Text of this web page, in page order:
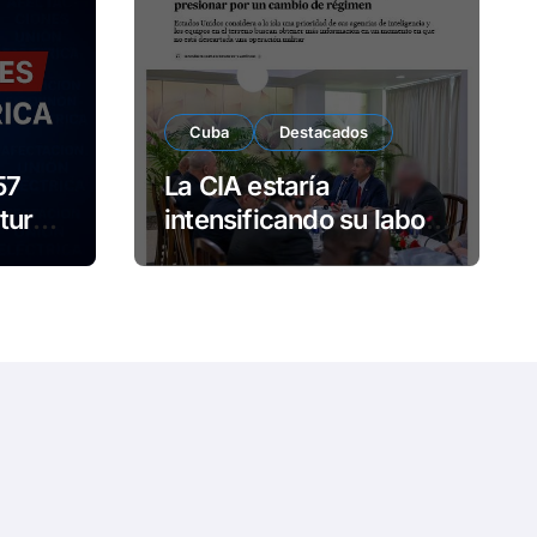
Cuba Destacados
La CIA estaría
intensificando su labor
contra Cuba